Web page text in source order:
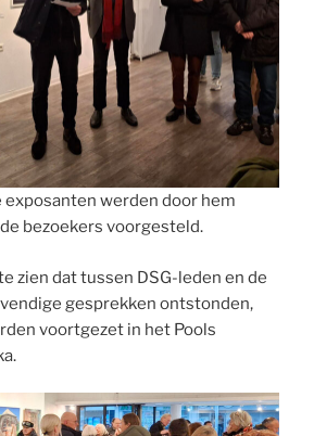
exposanten werden door hem
bezoekers voorgesteld.
zien dat tussen DSG-leden en de
gesprekken ontstonden,
voortgezet in het Pools